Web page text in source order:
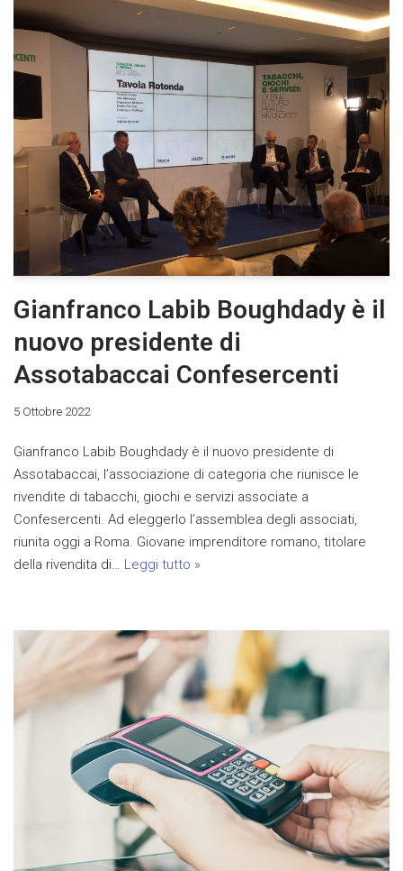
Gianfranco Labib Boughdady è il
nuovo presidente di
Assotabaccai Confesercenti
5 Ottobre 2022
Gianfranco Labib Boughdady è il nuovo presidente di
Assotabaccai, l’associazione di categoria che riunisce le
rivendite di tabacchi, giochi e servizi associate a
Confesercenti. Ad eleggerlo l’assemblea degli associati,
riunita oggi a Roma. Giovane imprenditore romano, titolare
della rivendita di… Leggi tutto »